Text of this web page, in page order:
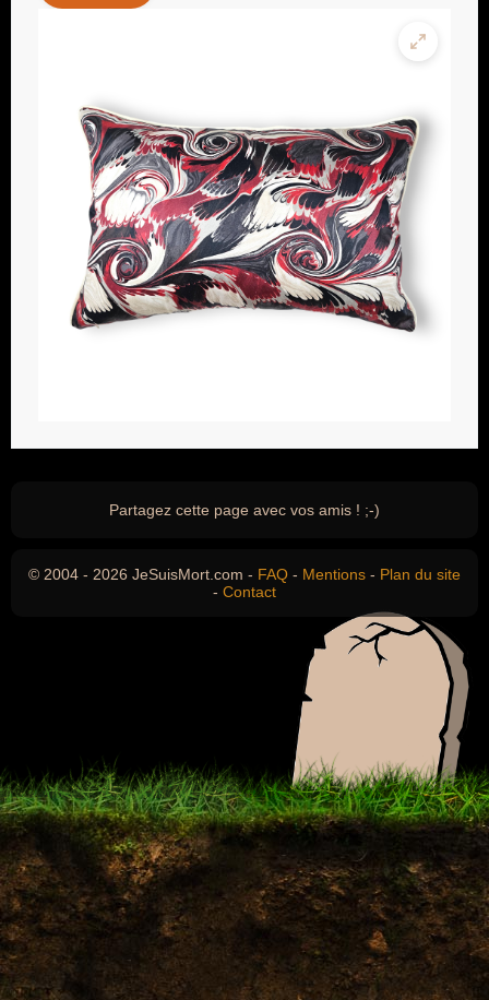
Partagez cette page avec vos amis ! ;-)
© 2004 - 2026 JeSuisMort.com - FAQ - Mentions - Plan du site
- Contact